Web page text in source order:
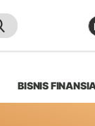
BISNIS